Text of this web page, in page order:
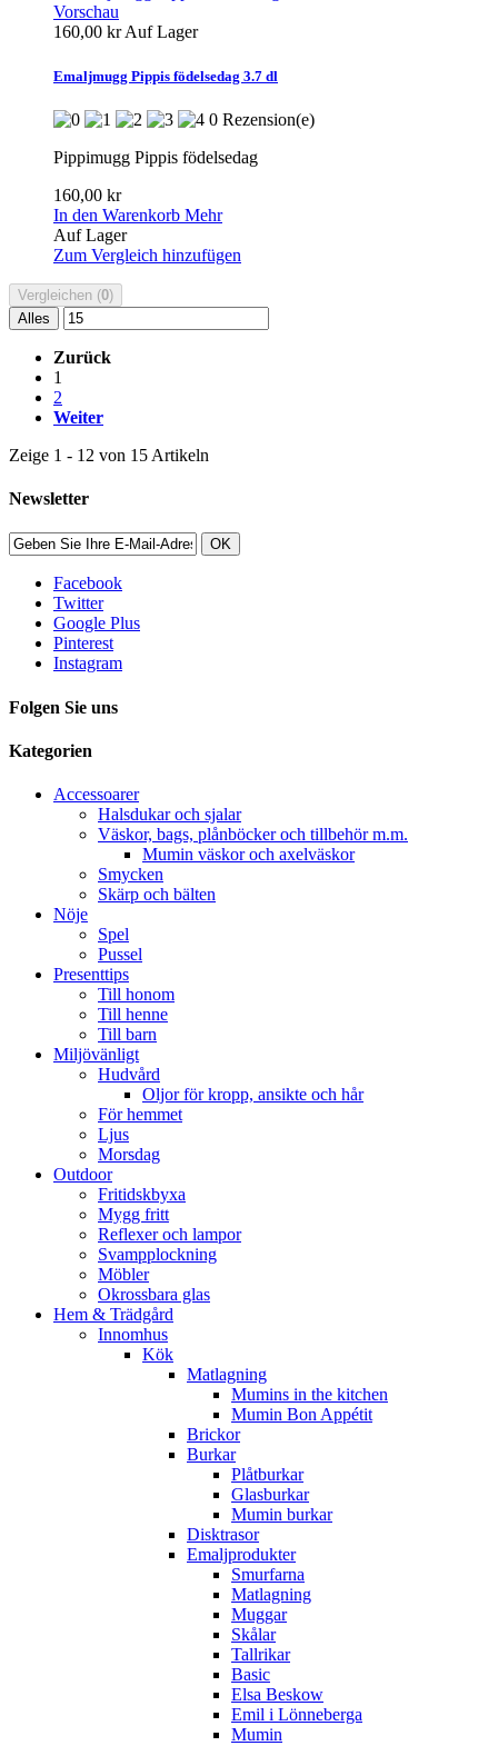
Vorschau
160,00 krAuf Lager
Emaljmugg Pippis födelsedag 3.7 dl
0 Rezension(e)
Pippimugg Pippis födelsedag
160,00 kr
In den Warenkorb Mehr
Auf Lager
Zum Vergleich hinzufügen
Vergleichen (0)
Alles
Zurück
1
2
Weiter
Zeige 1 - 12 von 15 Artikeln
Newsletter
OK
Facebook
Twitter
Google Plus
Pinterest
Instagram
Folgen Sie uns
Kategorien
Accessoarer
Halsdukar och sjalar
Väskor, bags, plånböcker och tillbehör m.m.
Mumin väskor och axelväskor
Smycken
Skärp och bälten
Nöje
Spel
Pussel
Presenttips
Till honom
Till henne
Till barn
Miljövänligt
Hudvård
Oljor för kropp, ansikte och hår
För hemmet
Ljus
Morsdag
Outdoor
Fritidskbyxa
Mygg fritt
Reflexer och lampor
Svampplockning
Möbler
Okrossbara glas
Hem & Trädgård
Innomhus
Kök
Matlagning
Mumins in the kitchen
Mumin Bon Appétit
Brickor
Burkar
Plåtburkar
Glasburkar
Mumin burkar
Disktrasor
Emaljprodukter
Smurfarna
Matlagning
Muggar
Skålar
Tallrikar
Basic
Elsa Beskow
Emil i Lönneberga
Mumin